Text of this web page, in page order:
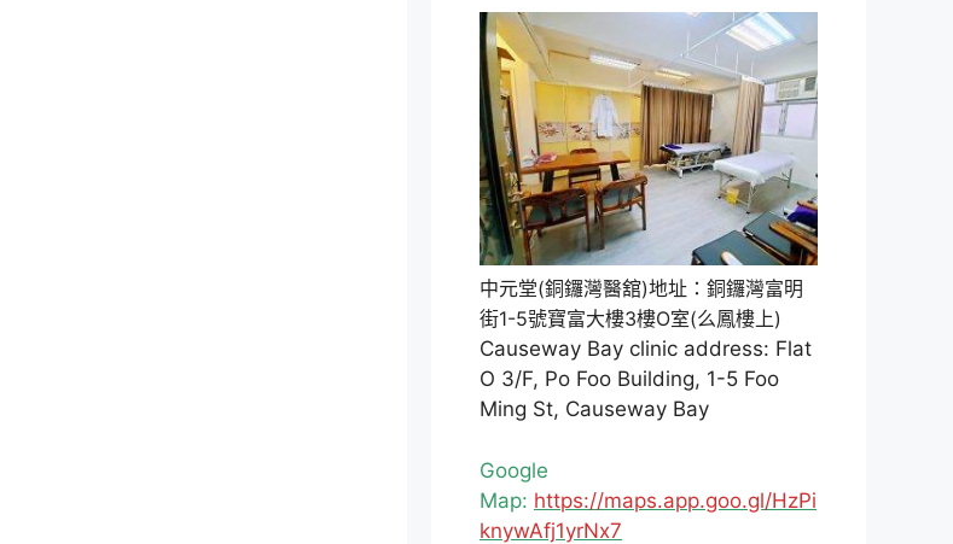
中元堂(銅鑼灣醫舘)地址：銅鑼灣富明
街1-5號寶富大樓3樓O室(么鳳樓上)
Causeway Bay clinic address: Flat
O 3/F, Po Foo Building, 1-5 Foo
Ming St, Causeway Bay
Google
Map: https://maps.app.goo.gl/HzPi
knywAfj1yrNx7